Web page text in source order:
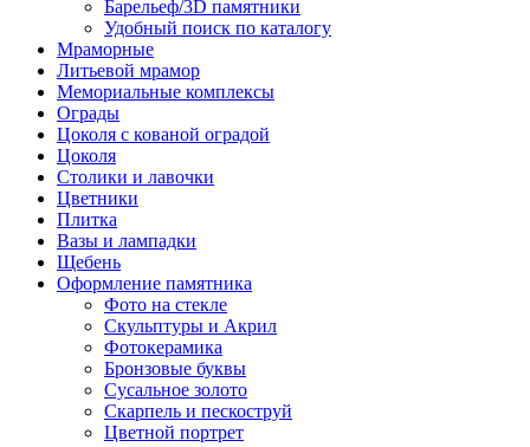
Барельеф/3D памятники
Удобный поиск по каталогу
Мраморные
Литьевой мрамор
Мемориальные комплексы
Ограды
Цоколя с кованой оградой
Цоколя
Столики и лавочки
Цветники
Плитка
Вазы и лампадки
Щебень
Оформление памятника
Фото на стекле
Скульптуры и Акрил
Фотокерамика
Бронзовые буквы
Сусальное золото
Скарпель и пескоструй
Цветной портрет